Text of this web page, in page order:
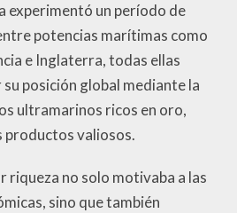
experimentó un período de
potencias marítimas como
e Inglaterra, todas ellas
posición global mediante la
ultramarinos ricos en oro,
productos valiosos.
riqueza no solo motivaba a las
sino que también